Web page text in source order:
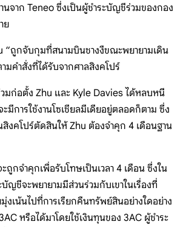
นจาก Teneo ซึ่งเป็นผู้ชำระบัญชีร่วมของกอง
ย
“ถูกจับกุมที่สนามบินชางงีขณะพยายามเดิน
มคำสั่งที่ได้รับจากศาลสิงคโปร์
มก่อตั้ง Zhu และ Kyle Davies ได้หลบหนี
มีการใช้งานโซเชียลมีเดียอยู่ตลอดก็ตาม ซึ่ง
สิงคโปร์ตัดสินให้ Zhu ต้องจำคุก 4 เดือนฐาน
ถูกจำคุกเพื่อรับโทษเป็นเวลา 4 เดือน ซึ่งใน
บัญชีจะพยายามมีส่วนร่วมกับเขาในเรื่องที่
งเน้นไปที่การเรียกคืนทรัพย์สินอย่างใดอย่าง
หรือได้มาโดยใช้เงินทุนของ 3AC ผู้ชำระ